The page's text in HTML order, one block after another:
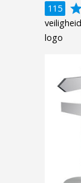
115
logo